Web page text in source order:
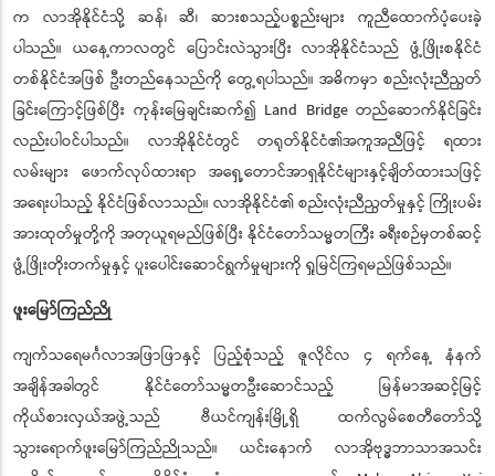
က လာအိုနိုင်ငံသို့ ဆန်၊ ဆီ၊ ဆားစသည့်ပစ္စည်းများ ကူညီထောက်ပံ့ပေးခဲ့
ပါသည်။ ယနေ့ကာလတွင် ပြောင်းလဲသွားပြီး လာအိုနိုင်ငံသည် ဖွံ့ဖြိုးစနိုင်ငံ
တစ်နိုင်ငံအဖြစ် ဦးတည်နေသည်ကို တွေ့ရပါသည်။ အဓိကမှာ စည်းလုံးညီညွတ်
ခြင်းကြောင့်ဖြစ်ပြီး ကုန်းမြေချင်းဆက်၍ Land Bridge တည်ဆောက်နိုင်ခြင်း
လည်းပါဝင်ပါသည်။ လာအိုနိုင်ငံတွင် တရုတ်နိုင်ငံ၏အကူအညီဖြင့် ရထား
လမ်းများ ဖောက်လုပ်ထားရာ အရှေ့တောင်အာရှနိုင်ငံများနှင့်ချိတ်ထားသဖြင့်
အရေးပါသည့် နိုင်ငံဖြစ်လာသည်။ လာအိုနိုင်ငံ၏ စည်းလုံးညီညွတ်မှုနှင့် ကြိုးပမ်း
အားထုတ်မှုတို့ကို အတုယူရမည်ဖြစ်ပြီး နိုင်ငံတော်သမ္မတကြီး ခရီးစဉ်မှတစ်ဆင့်
ဖွံ့ဖြိုးတိုးတက်မှုနှင့် ပူးပေါင်းဆောင်ရွက်မှုများကို ရှုမြင်ကြရမည်ဖြစ်သည်။
ဖူးမြော်ကြည်ညို
ကျက်သရေမင်္ဂလာအဖြာဖြာနှင့် ပြည့်စုံသည့် ဇူလိုင်လ ၄ ရက်နေ့ နံနက်
အချိန်အခါတွင် နိုင်ငံတော်သမ္မတဦးဆောင်သည့် မြန်မာအဆင့်မြင့်
ကိုယ်စားလှယ်အဖွဲ့သည် ဗီယင်ကျန်းမြို့ရှိ ထက်လွမ်စေတီတော်သို့
သွားရောက်ဖူးမြော်ကြည်ညိုသည်။ ယင်းနောက် လာအိုဗုဒဘာသာအသင်း